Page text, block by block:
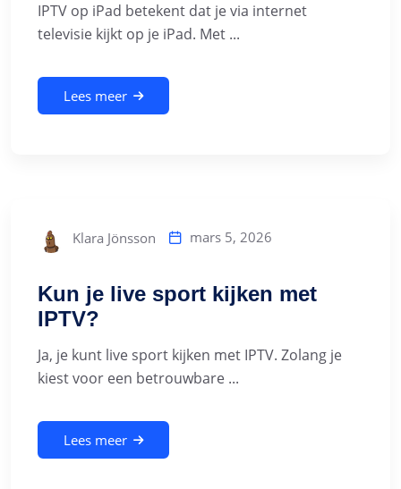
IPTV op iPad betekent dat je via internet
televisie kijkt op je iPad. Met ...
Lees meer
Klara Jönsson mars 5, 2026
Kun je live sport kijken met
IPTV?
Ja, je kunt live sport kijken met IPTV. Zolang je
kiest voor een betrouwbare ...
Lees meer